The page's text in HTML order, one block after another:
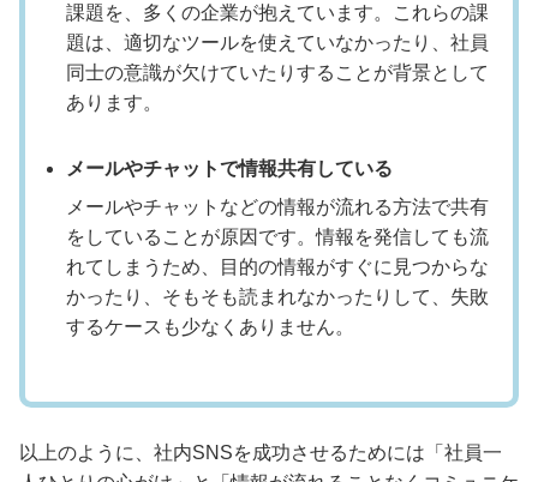
課題を、多くの企業が抱えています。これらの課
題は、適切なツールを使えていなかったり、社員
同士の意識が欠けていたりすることが背景として
あります。
メールやチャットで情報共有している
メールやチャットなどの情報が流れる方法で共有
をしていることが原因です。情報を発信しても流
れてしまうため、目的の情報がすぐに見つからな
かったり、そもそも読まれなかったりして、失敗
するケースも少なくありません。
以上のように、社内SNSを成功させるためには「社員一